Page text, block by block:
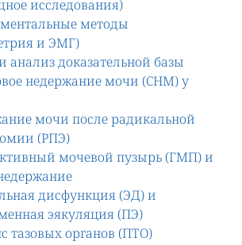
исследования)
методы
и ЭМГ)
анализ доказательной базы
недержание мочи (СНМ) у
мочи после радикальной
(РПЭ)
мочевой пузырь (ГМП) и
дисфункция (ЭД) и
эякуляция (ПЭ)
тазовых органов (ПТО)